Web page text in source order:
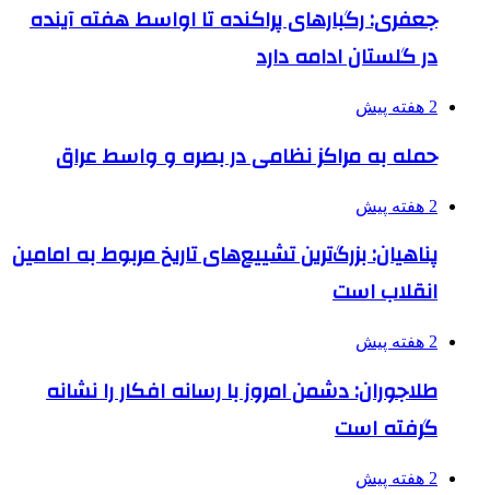
جعفری: رگبارهای پراکنده تا اواسط هفته آینده
در گلستان ادامه دارد
2 هفته پیش
حمله به مراکز نظامی در بصره و واسط عراق
2 هفته پیش
پناهیان: بزرگ‌ترین تشییع‌های تاریخ مربوط به امامین
انقلاب است
2 هفته پیش
طلاجوران: دشمن امروز با رسانه افکار را نشانه
گرفته است
2 هفته پیش